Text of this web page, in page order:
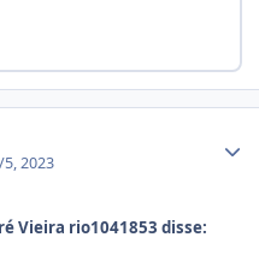
5, 2023
Vieira rio1041853 disse: